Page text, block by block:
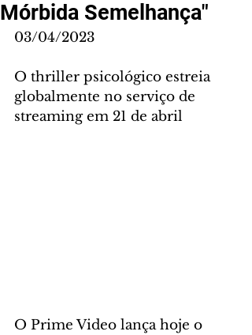
Mórbida Semelhança"
03/04/2023
O thriller psicológico estreia
globalmente no serviço de
streaming em 21 de abril
O Prime Video lança hoje o